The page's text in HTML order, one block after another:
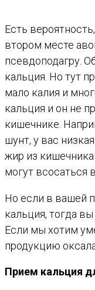
Есть
втором месте
псевдоподагру.
кальция. Но тут
мало калия и
кальция и он не
кишечнике.
шунт, у вас
жир из
могут всосаться
Но если в вашей
кальция, тогда
Если мы хотим
продукцию
Прием кальция